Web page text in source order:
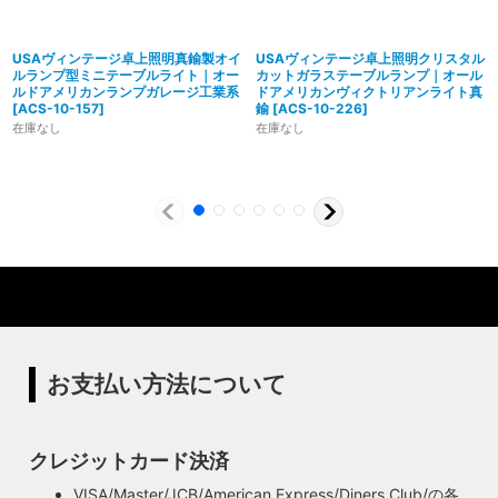
ハイロミドットコムでは、アンティーク照明のリメイクやオ
ローまで一貫して自店工房で行っています。デザインから製
い渋くてかっこいいヴィンテージスタイル照明をご提案して
います。
特殊な形状・100年変わらず愛され続けるソケ
ハイロミドットコムの照明にはアメリカンソケットを使用し
100年以上前からこの形状は変わらず、現地アメリカで今な
お愛され続けるソケットを使用しています。
USAヴィンテージ卓上照明真鍮製オイ
ルランプ型ミニテーブルライト｜オー
ルドアメリカンランプガレージ工業系
[ACS-10-157]
在庫なし
USAヴィンテージ卓上照明クリスタル
カットガラステーブルランプ｜オール
ドアメリカンヴィクトリアンライト真
鍮 [ACS-10-226]
在庫なし
お支払い方法について
クレジットカード決済
VISA/Master/JCB/American Express/Diners Club/の各